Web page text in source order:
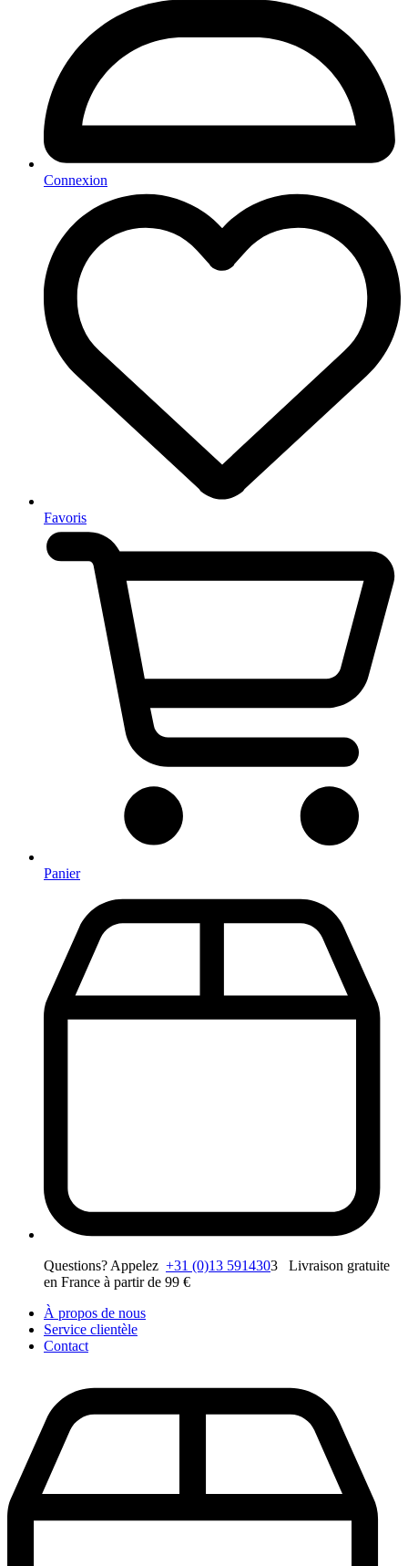
Connexion
Favoris
Panier
Questions? Appelez +31 (0)13 5914303 Livraison gratuite
en France à partir de 99 €
À propos de nous
Service clientèle
Contact